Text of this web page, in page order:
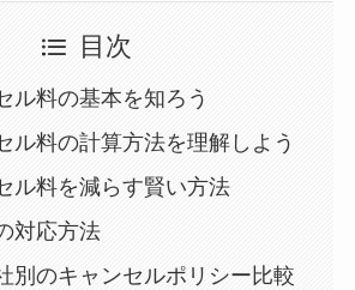
目次
ル料の基本を知ろう
ル料の計算方法を理解しよう
ル料を減らす賢い方法
対応方法
別のキャンセルポリシー比較